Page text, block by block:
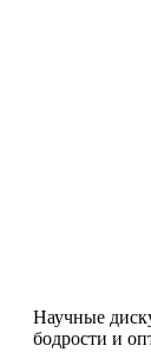
Научные
бодрости и